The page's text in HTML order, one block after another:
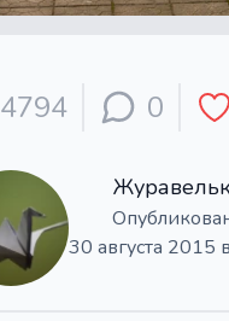
4794 0
30 августа 2015